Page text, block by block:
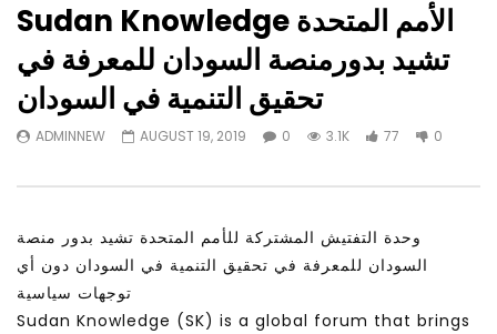
Watch Later
31:56
سكاي نيوز عربية – أزمة نورد ستريم مزيد
من التأزيم أم مفتاح للحل؟ Prof. Allam
APRIL 9, 2023
02:27:52
الشباب: التحديات و الفرص
Sudan Knowledge الأمم المتحدة
تشيد بدورمنصة السودان للمعرفة في
تحقيق التنمية في السودان
ADMINNEW AUGUST 19, 2019 0 3.1K 77 0
وحدة التفتيش المشتركة للأمم المتحدة تشيد بدور منصة
السودان للمعرفة في تحقيق التنمية في السودان دون أي
توجهات سياسية
Sudan Knowledge (SK) is a global forum that brings